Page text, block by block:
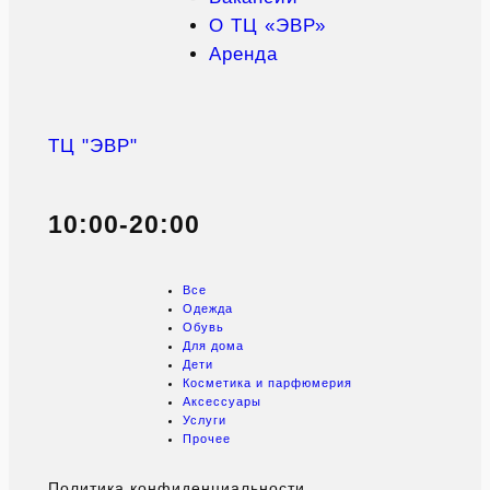
О ТЦ «ЭВР»
Аренда
ТЦ "ЭВР"
10:00-20:00
Все
Одежда
Обувь
Для дома
Дети
Косметика и парфюмерия
Аксессуары
Услуги
Прочее